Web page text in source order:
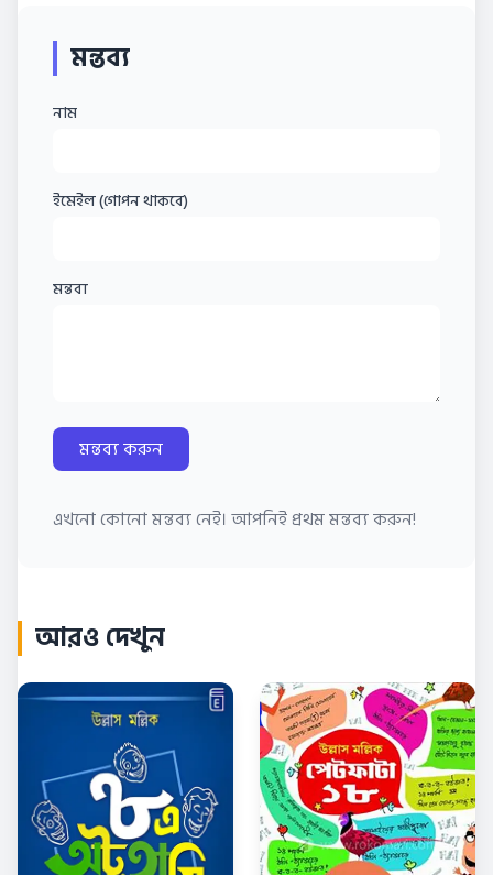
মন্তব্য
নাম
ইমেইল (গোপন থাকবে)
মন্তব্য
মন্তব্য করুন
এখনো কোনো মন্তব্য নেই। আপনিই প্রথম মন্তব্য করুন!
আরও দেখুন